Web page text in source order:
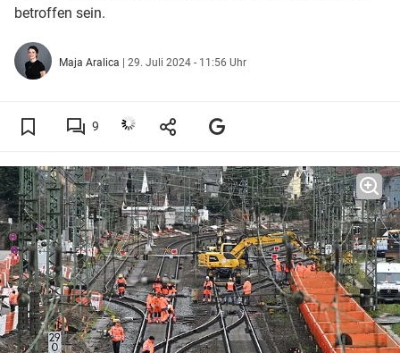
betroffen sein.
Maja Aralica | 29. Juli 2024 - 11:56 Uhr
9